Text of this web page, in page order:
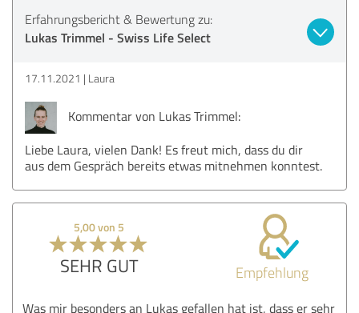
Erfahrungsbericht & Bewertung zu:
Lukas Trimmel - Swiss Life Select
17.11.2021 Laura
Kommentar von Lukas Trimmel:
Liebe Laura, vielen Dank! Es freut mich, dass du dir
aus dem Gespräch bereits etwas mitnehmen konntest.
5,00 von 5
SEHR GUT Empfehlung
Was mir besonders an Lukas gefallen hat ist, dass er sehr